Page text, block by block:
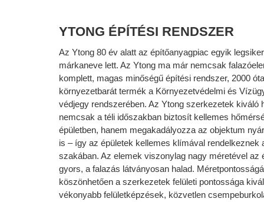
YTONG ÉPÍTÉSI RENDSZER
Az Ytong 80 év alatt az építőanyagpiac egyik
márkaneve lett. Az Ytong ma már nemcsak
komplett, magas minőségű építési rendszer, 2000
környezetbarát termék a Környezetvédelmi és
védjegy rendszerében. Az Ytong szerkezetek kiváló
nemcsak a téli időszakban biztosít kellemes
épületben, hanem megakadályozza az objektum
is – így az épületek kellemes klímával rendelkeznek
szakában. Az elemek viszonylag nagy méretével az
gyors, a falazás látványosan halad.
köszönhetően a szerkezetek felületi pontossága
vékonyabb felületképzések, közvetlen